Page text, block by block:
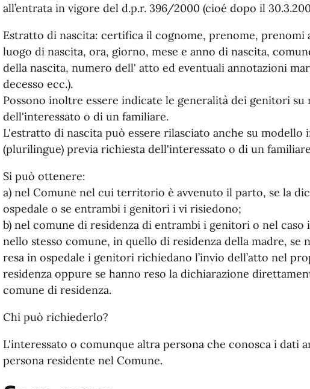
all’entrata in vigore del d.p.r. 396/2000 (cioé dopo il
Estratto di nascita: certifica il cognome, prenome, prenomi
luogo di nascita, ora, giorno, mese e anno di nascita,
della nascita, numero dell' atto ed eventuali annotazioni
decesso ecc.).
Possono inoltre essere indicate le generalità dei genitori su
dell'interessato o di un familiare.
L'estratto di nascita può essere rilasciato anche su modello
(plurilingue) previa richiesta dell'interessato o di un
Si può ottenere:
a) nel Comune nel cui territorio è avvenuto il parto, se la
ospedale o se entrambi i genitori i vi risiedono;
b) nel comune di residenza di entrambi i genitori o nel
nello stesso comune, in quello di residenza della madre, se
resa in ospedale i genitori richiedano l’invio dell’atto nel
residenza oppure se hanno reso la dichiarazione
comune di residenza.
Chi può richiederlo?
L'interessato o comunque altra persona che conosca i dati
persona residente nel Comune.